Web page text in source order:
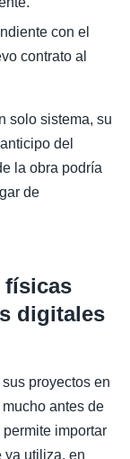
con el
contrato al
solo sistema, su
del
la obra podría
de
físicas
digitales
proyectos en
antes de
importar
ya utiliza, en